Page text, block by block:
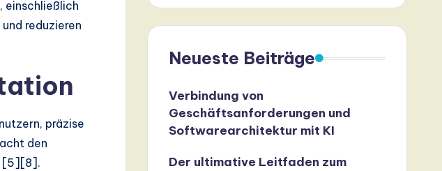
einschließlich
reduzieren
präzise
den
[5][8].
Neueste Beiträge
Verbindung von
Geschäftsanforderungen und
Softwarearchitektur mit KI
Der ultimative Leitfaden zum